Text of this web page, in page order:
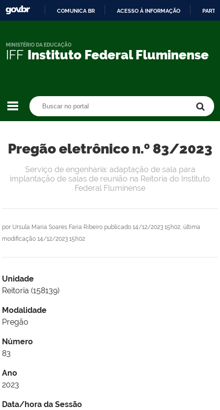
CONTEÚDO
COMUNICA BR ACESSO À INFORMAÇÃO
IFF Instituto Federal Fluminense
MINISTÉRIO DA EDUCAÇÃO
Pregão eletrônico n.º 83/2023
por Ursula Maria Soares Faria Ribeiro publicado 14/12/2023 15h02, última
modificação 14/12/2023 15h02
Serviço de engenharia: adaptação de sala para
implantação de salas de reunião na Reitoria do Instituto
Federal Fluminense
Unidade
Reitoria (158139)
Modalidade
Pregão
Número
83
Ano
2023
Data/hora da Sessão